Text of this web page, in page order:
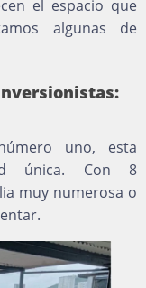
el espacio que
algunas de
uno, esta
única. Con 8
muy numerosa o